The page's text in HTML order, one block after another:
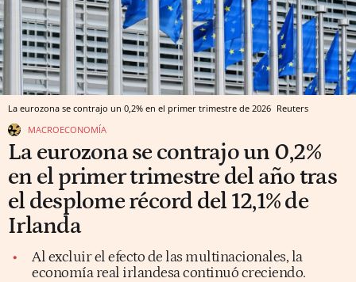
La eurozona se contrajo un 0,2% en el primer trimestre de 2026 Reuters
MACROECONOMÍA
La eurozona se contrajo un 0,2%
en el primer trimestre del año tras
el desplome récord del 12,1% de
Irlanda
Al excluir el efecto de las multinacionales, la
economía real irlandesa continuó creciendo.